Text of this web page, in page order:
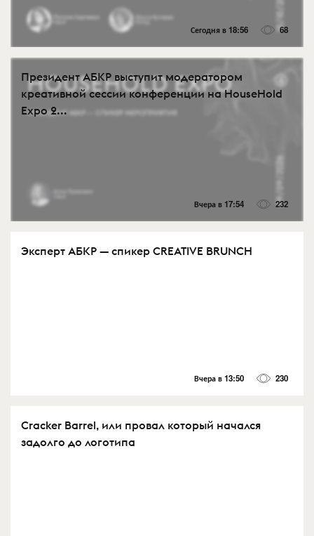
Сегодня в 18:56 68
Президент АБКР выступит модератором
креативной сессии конференции на HouseHold
Expo 2...
Вчера в 17:54 232
Эксперт АБКР — спикер CREATIVE BRUNCH
Вчера в 13:50 230
Cracker Barrel, или провал который начался
задолго до логотипа